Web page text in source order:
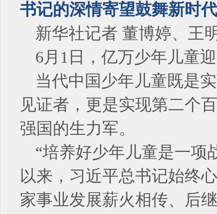
书记的深情寄望鼓舞新时
新华社记者 董博婷、王
6月1日，亿万少年儿童
当代中国少年儿童既是
见证者，更是实现第二个
强国的生力军。
“培养好少年儿童是一项
以来，习近平总书记始终
家事业发展薪火相传、后